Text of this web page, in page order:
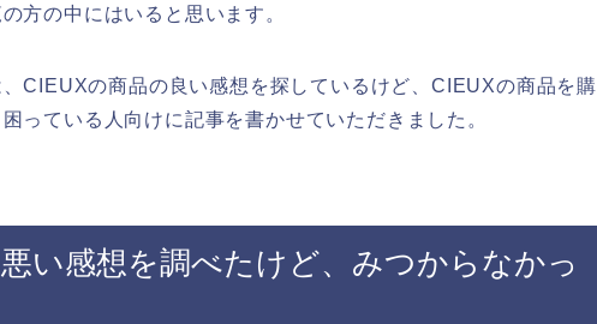
方の中にはいると思います。
CIEUXの商品の良い感想を探しているけど、CIEUXの商品を購
っている人向けに記事を書かせていただきました。
い感想を調べたけど、みつからなかっ